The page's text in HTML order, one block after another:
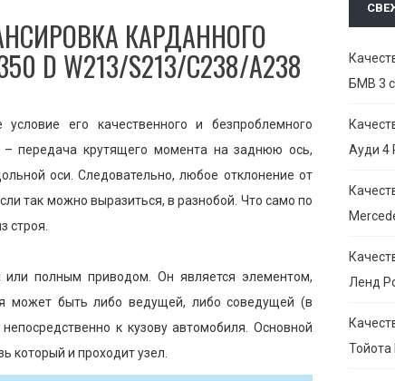
КАРДАННОГО
D W213/S213/C238/A238
его качественного и безпроблемного
– передача крутящего момента на заднюю ось,
оси. Следовательно, любое отклонение от
так можно выразиться, в разнобой. Что само по
строя.
полным приводом. Он является элементом,
может быть либо ведущей, либо соведущей (в
к кузову автомобиля. Основной
который и проходит узел.
БМВ 3
Ауди 4
Ленд
Тойота